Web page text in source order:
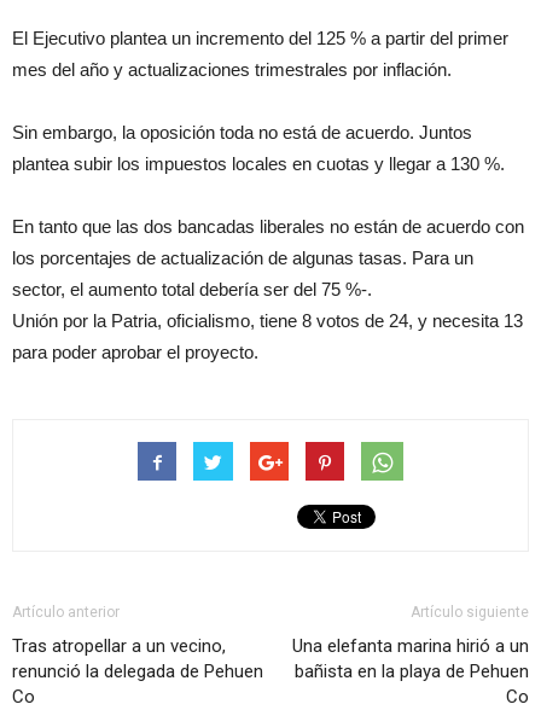
El Ejecutivo plantea un incremento del 125 % a partir del primer
mes del año y actualizaciones trimestrales por inflación.
Sin embargo, la oposición toda no está de acuerdo. Juntos
plantea subir los impuestos locales en cuotas y llegar a 130 %.
En tanto que las dos bancadas liberales no están de acuerdo con
los porcentajes de actualización de algunas tasas. Para un
sector, el aumento total debería ser del 75 %-.
Unión por la Patria, oficialismo, tiene 8 votos de 24, y necesita 13
para poder aprobar el proyecto.
Artículo anterior
Tras atropellar a un vecino,
renunció la delegada de Pehuen
Co
Artículo siguiente
Una elefanta marina hirió a un
bañista en la playa de Pehuen
Co